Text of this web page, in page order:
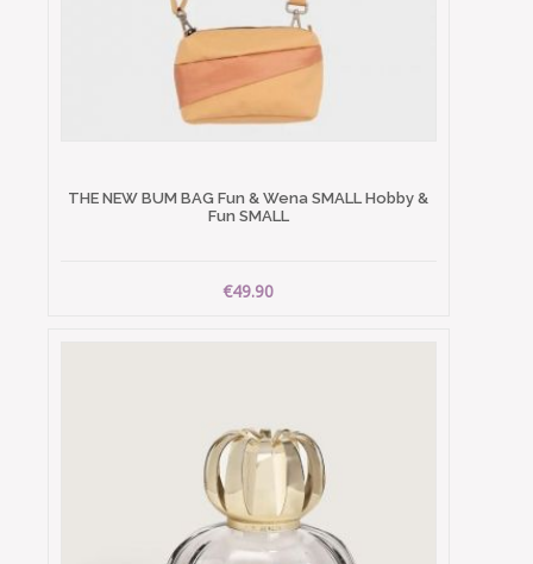
THE NEW BUM BAG Fun & Wena SMALL Hobby &
Fun SMALL
€49.90